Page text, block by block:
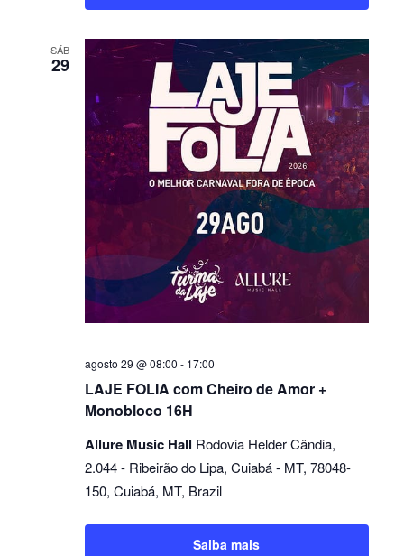
SÁB
29
agosto 29 @ 08:00 - 17:00
LAJE FOLIA com Cheiro de Amor +
Monobloco 16H
Allure Music Hall Rodovia Helder Cândia,
2.044 - Ribeirão do Lipa, Cuiabá - MT, 78048-
150, Cuiabá, MT, Brazil
Saiba mais